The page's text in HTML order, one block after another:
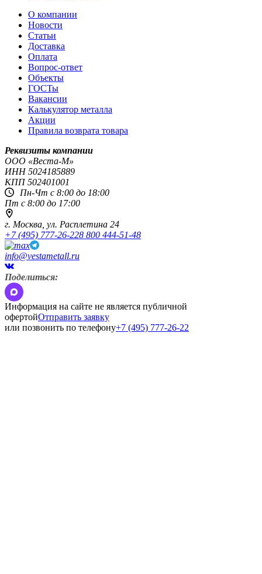
О компании
Новости
Статьи
Доставка
Оплата
Вопрос-ответ
Объекты
ГОСТы
Вакансии
Калькулятор металла
Акции
Правила возврата товара
Реквизиты компании
OOO «Веста-М»
ИНН5024185889
КПП502401001
Пн-Чт с 8:00 до 18:00
Пт с 8:00 до 17:00
г. Москва, ул. Расплетина 24
+7 (495) 777-26-228 800 444-51-48
info@vestametall.ru
Поделиться:
Информация на сайте не является публичной
офертойОтправить заявку
или позвонить по телефону+7 (495) 777-26-22